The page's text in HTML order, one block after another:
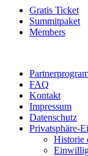
Gratis Ticket
Summitpaket
Members
FAQ
Kontakt
Impressum
Datenschutz
Privatsphäre-
Historie